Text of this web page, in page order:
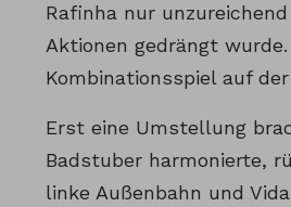
Rafinha nur
Aktionen gedrängt
Kombinationsspiel auf
Erst eine Umstellung
Badstuber harmonierte,
linke Außenbahn und